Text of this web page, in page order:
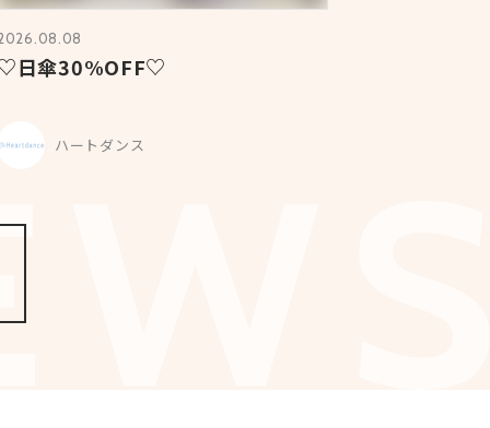
日傘30%OFF♡
ハートダンス